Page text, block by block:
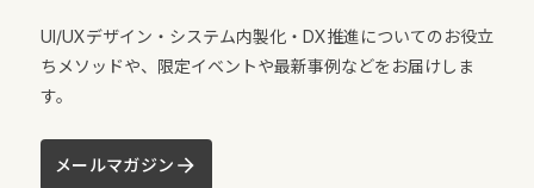
UI/UXデザイン・システム内製化・DX推進についてのお役立
ちメソッドや、限定イベントや最新事例などをお届けしま
す。
メールマガジン